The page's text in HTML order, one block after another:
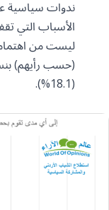
الأسباب التي
(18.1%).